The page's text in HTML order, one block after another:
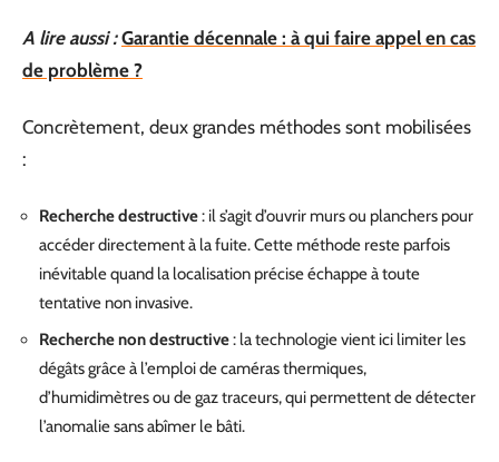
A lire aussi : Garantie décennale : à qui faire appel en cas
de problème ?
Concrètement, deux grandes méthodes sont mobilisées
:
Recherche destructive: il s’agit d’ouvrir murs ou planchers pour
accéder directement à la fuite. Cette méthode reste parfois
inévitable quand la localisation précise échappe à toute
tentative non invasive.
Recherche non destructive: la technologie vient ici limiter les
dégâts grâce à l’emploi de caméras thermiques,
d’humidimètres ou de gaz traceurs, qui permettent de détecter
l’anomalie sans abîmer le bâti.